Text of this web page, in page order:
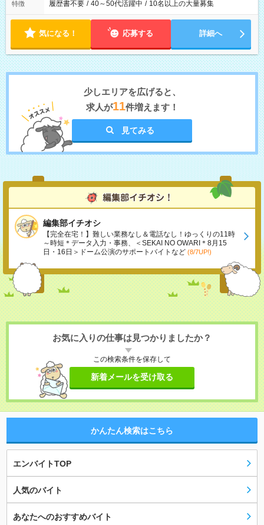
特徴 履歴書不要 / 40～50代活躍中 / 10名以上の大量募集
気になる！ 応募する 詳細へ
少しエリアを広げると、
求人が11件増えます！
見てみる
編集部イチオシ
【完全在宅！】難しい業務なし＆電話なし！ゆっくりの11時
～時短＊データ入力・事務、＜SEKAI NO OWARI＊8月15
日・16日＞ドーム公演のサポートバイトなど (8/7UP!)
お気に入りの仕事は見つかりましたか？
この検索条件を保存して
新着メールを受け取る
かんたん検索はこちら
エンバイトTOP
人気のバイト
あなたへのおすすめバイト